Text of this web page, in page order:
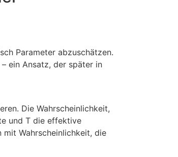
Parameter abzuschätzen.
ein Ansatz, der später in
Die Wahrscheinlichkeit,
und T die effektive
Wahrscheinlichkeit, die